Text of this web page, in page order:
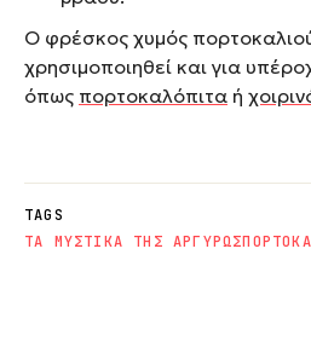
Ο φρέσκος χυμός
χρησιμοποιηθεί και για
όπως πορτοκαλόπιτα ή
TAGS
ΤΑ ΜΥΣΤΙΚΑ ΤΗΣ ΑΡΓΥΡΩΣ